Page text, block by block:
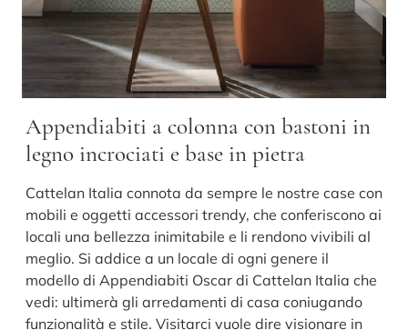
Appendiabiti a colonna con bastoni in
legno incrociati e base in pietra
Cattelan Italia connota da sempre le nostre case con
mobili e oggetti accessori trendy, che conferiscono ai
locali una bellezza inimitabile e li rendono vivibili al
meglio. Si addice a un locale di ogni genere il
modello di Appendiabiti Oscar di Cattelan Italia che
vedi: ultimerà gli arredamenti di casa coniugando
funzionalità e stile. Visitarci vuole dire visionare in